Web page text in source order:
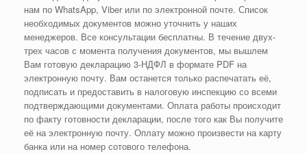
нам по WhatsApp, Viber или по электронной почте. Список
необходимых документов можно уточнить у наших
менеджеров. Все консультации бесплатны. В течение двух-
трех часов с момента получения документов, мы вышлем
Вам готовую декларацию 3-НДФЛ в формате PDF на
электронную почту. Вам останется только распечатать её,
подписать и предоставить в налоговую инспекцию со всеми
подтверждающими документами. Оплата работы происходит
по факту готовности декларации, после того как Вы получите
её на электронную почту. Оплату можно произвести на карту
банка или на номер сотового телефона.